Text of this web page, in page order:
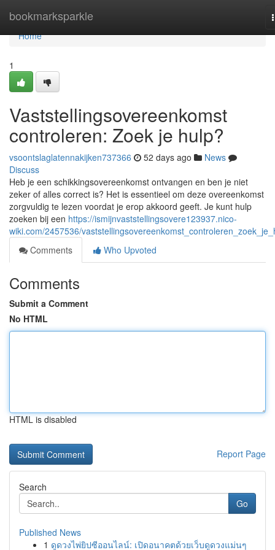
bookmarksparkle
Home
Home
1
Vaststellingsovereenkomst
controleren: Zoek je hulp?
vsoontslaglatennakijken737366 52 days ago
News
Discuss
Heb je een schikkingsovereenkomst ontvangen en ben je niet
zeker of alles correct is? Het is essentieel om deze overeenkomst
zorgvuldig te lezen voordat je erop akkoord geeft. Je kunt hulp
zoeken bij een https://ismijnvaststellingsovere123937.nico-
wiki.com/2457536/
Comments
Who Upvoted
Comments
Submit a Comment
No HTML
HTML is disabled
Report Page
Search
Go
Published News
1 ดูดวงไพ่ยิปซีออนไลน์: เปิดอนาคตด้วยเว็บดูดวงแม่นๆ